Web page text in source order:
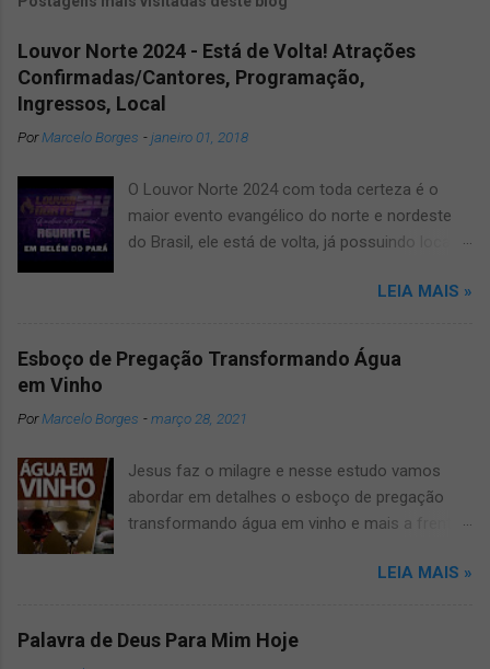
Louvor Norte 2024 - Está de Volta! Atrações
Confirmadas/Cantores, Programação,
Ingressos, Local
PorMarcelo Borges -janeiro 01, 2018
O Louvor Norte 2024 com toda certeza é o
maior evento evangélico do norte e nordeste
do Brasil, ele está de volta, já possuindo local
novíssimo estádio Mangueirão. Informamos
festivais de musicas evangélicas teve que dar
uma pausa, mas agora voltará a todo vapor,
os amigos este artigo que aqui mesmo,
sobre o louvor norte 2024 um dos maiores
eventos gospel do Brasil. O Louvor norte ano
após ano vinha trazendo muitas surpresas, por
atualizados! Veja Também: ● carro som belém
manteremos vocês bem informados a
LEIA MAIS »
Esboço de Pregação Transformando Água
em Vinho
PorMarcelo Borges -março 28, 2021
Jesus faz o milagre e nesse estudo vamos
abordar em detalhes o esboço de pregação
transformando água em vinho e mais a frente
em Vinho A pregação sobre transformação da
isso vamos mostrar biblicamente esse
verdadeiro milagre de Jesus e o que podemos
LEIA MAIS »
Palavra de Deus Para Mim Hoje